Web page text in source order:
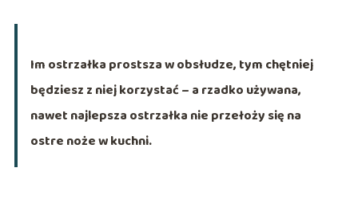
Im ostrzałka prostsza w obsłudze, tym chętniej
będziesz z niej korzystać – a rzadko używana,
nawet najlepsza ostrzałka nie przełoży się na
ostre noże w kuchni.